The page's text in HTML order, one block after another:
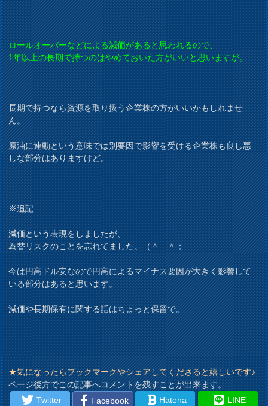
ロールオーバーなどによる減価があると思われるので、
1年以上の長期で持つのはやめておいた方がいいと思いますが。
長期で持つなら資源を取り扱う企業株の方がいいかもしれませ
ん。
原油に連動という意味では別要因で影響を受ける企業株も良し悪
しな部分はありますけど。
※追記
減価という表現をしましたが、
為替リスクのことを忘れてました。（＾＿＾；
今は円高ドル安なので円高によるマイナス要因が大きく影響して
いる部分はあると思います。
減価や長期保有に関する話はちょっと保留で。
★気になったらブックマークやシェアしてくださると嬉しいです♪
ページ後方でこの記事へコメントを残すことが出来ます。
Twitter
Facebook Hatena LINE